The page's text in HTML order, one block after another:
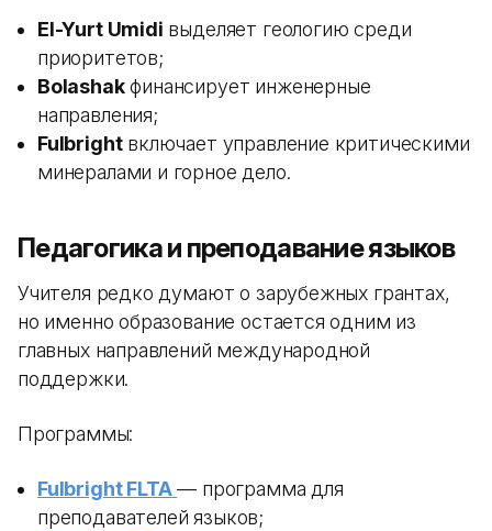
El-Yurt Umidi выделяет геологию среди
приоритетов;
Bolashakфинансирует инженерные
направления;
Fulbrightвключает управление критическими
минералами и горное дело.
Педагогика и преподавание языков
Учителя редко думают о зарубежных грантах,
но именно образование остается одним из
главных направлений международной
поддержки.
Программы:
Fulbright FLTA — программа для
преподавателей языков;